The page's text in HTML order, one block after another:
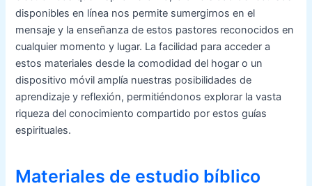
disponibles en línea nos permite sumergirnos en el
mensaje y la enseñanza de estos pastores reconocidos en
cualquier momento y lugar. La facilidad para acceder a
estos materiales desde la comodidad del hogar o un
dispositivo móvil amplía nuestras posibilidades de
aprendizaje y reflexión, permitiéndonos explorar la vasta
riqueza del conocimiento compartido por estos guías
espirituales.
Materiales de estudio bíblico